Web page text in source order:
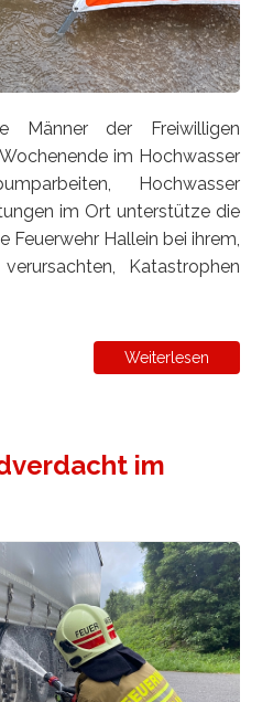
Männer der Freiwilligen
im Hochwasser
Hochwasser
im Ort unterstütze die
Feuerwehr Hallein bei ihrem,
Katastrophen
Weiterlesen
im